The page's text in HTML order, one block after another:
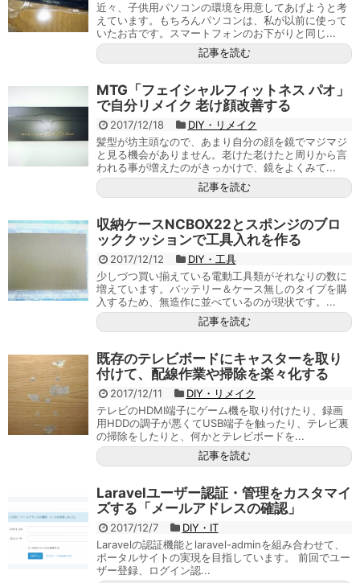
近々、子供用パソコンの環境を用意してあげようと考
えています。もちろんパソコンは、私が以前に使って
いたお古です。スマートフォンのお下がりと同じ...
記事を読む
MTG「フェイシャルフィットネス パオ」
で自分リメイク 老け顔改善する
2017/12/18
DIY・リメイク
髪型が坊主頭なので、あまり自分の顔を鏡でマジマジ
と見る機会がありません。老けた老けたと周りから言
われる事が増えたのがきっかけで、鏡をよくみて...
記事を読む
収納ケースNCBOX22とスポンジのブロ
ッククッションで工具入れを作る
2017/12/12
DIY・工具
少しづつ買い揃えている電動工具類がそれなりの数に
増えています。バッテリー＆ケース無しのタイプを購
入するため、無造作に並べているのが現状です。...
記事を読む
既存のテレビボードにキャスターを取り
付けて、配線作業や掃除を楽々化する
2017/12/11
DIY・リメイク
テレビのHDMI端子にゲーム機を取り付けたり、録画
用HDDの調子が悪くてUSB端子を触ったり、テレビ裏
の掃除をしたりと、何かとテレビボードを...
記事を読む
Laravelユーザー認証・管理をカスタマイ
ズする「メールアドレスの確認」
2017/12/7
DIY・IT
Laravelの認証機能とlaravel-adminを組み合わせて、
ポータルサイトの実現を目指しています。 前回でユー
ザー登録、ログイン認...